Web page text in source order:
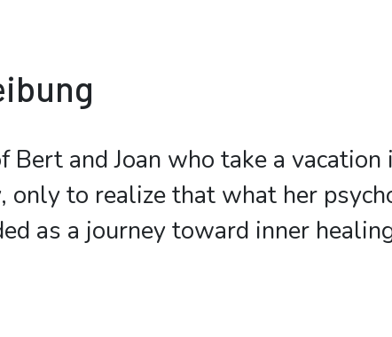
Bert and Joan who take a
only to realize that what her
as a journey toward inner